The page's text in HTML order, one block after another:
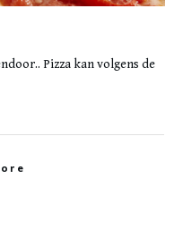
Pizza kan volgens de